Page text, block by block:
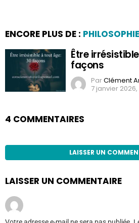
ENCORE PLUS DE : PHILOSOPHIE
Être
façons
ParClément
7 janvier 2026,
4 COMMENTAIRES
LAISSER UN
LAISSER UN COMMENTAIRE